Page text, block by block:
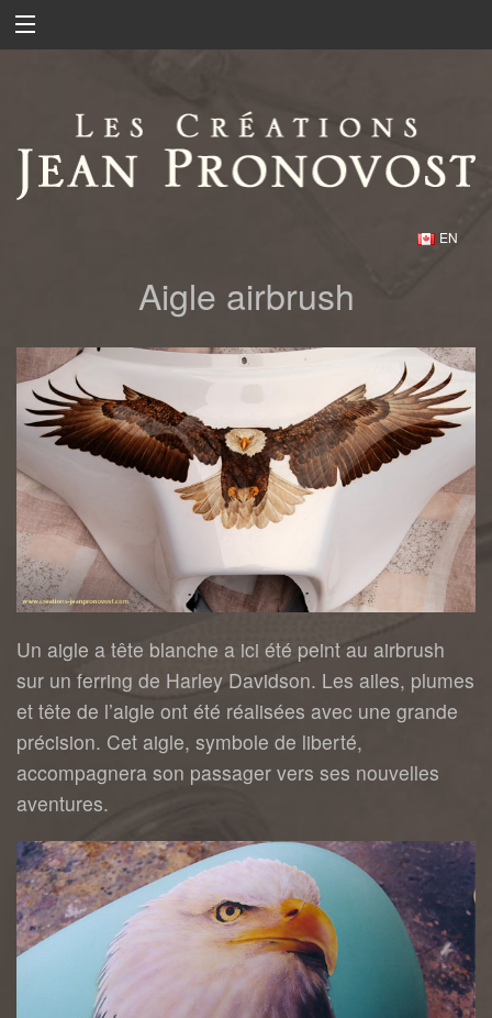
EN
Aigle airbrush
Un aigle a tête blanche a ici été peint au airbrush
sur un ferring de Harley Davidson. Les ailes, plumes
et tête de l’aigle ont été réalisées avec une grande
précision. Cet aigle, symbole de liberté,
accompagnera son passager vers ses nouvelles
aventures.